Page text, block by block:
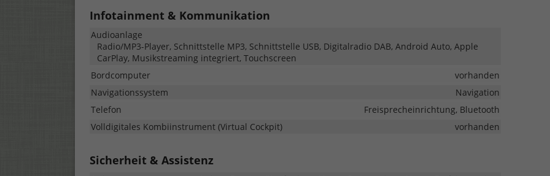
Infotainment & Kommunikation
Audioanlage
Radio/MP3-Player, Schnittstelle MP3, Schnittstelle USB, Digitalradio DAB, Android Auto, Apple
CarPlay, Musikstreaming integriert, Touchscreen
Bordcomputer
vorhanden
Navigationssystem
Navigation
Telefon
Freisprecheinrichtung, Bluetooth
Volldigitales Kombiinstrument (Virtual Cockpit)
vorhanden
Sicherheit & Assistenz